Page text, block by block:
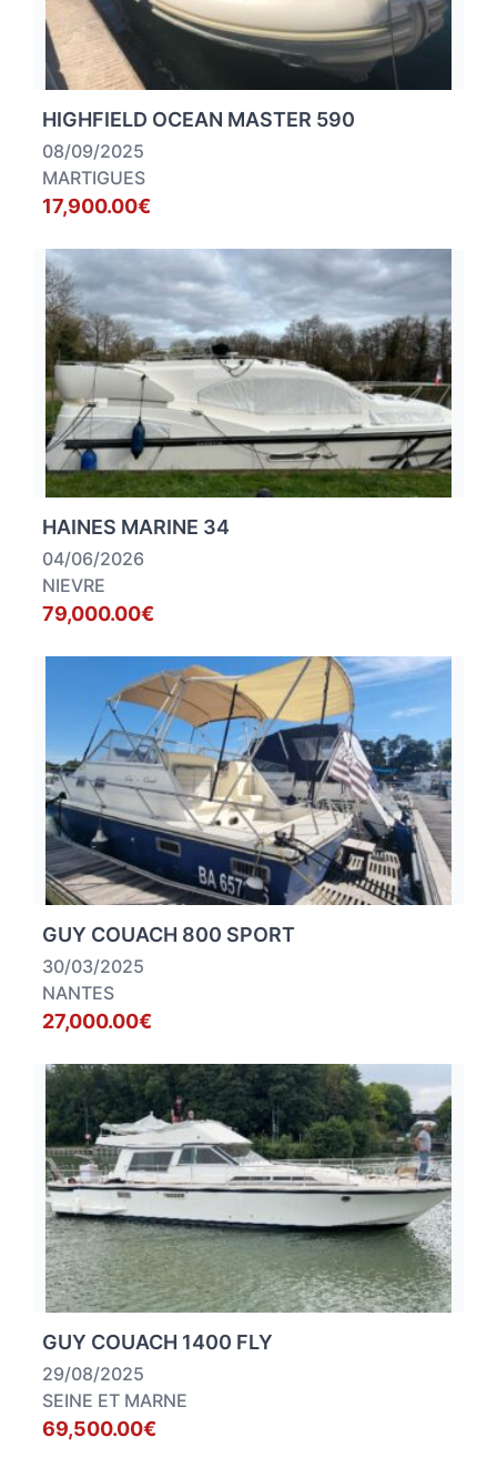
HIGHFIELD OCEAN MASTER 590
08/09/2025
MARTIGUES
17,900.00€
HAINES MARINE 34
04/06/2026
NIEVRE
79,000.00€
GUY COUACH 800 SPORT
30/03/2025
NANTES
27,000.00€
GUY COUACH 1400 FLY
29/08/2025
SEINE ET MARNE
69,500.00€